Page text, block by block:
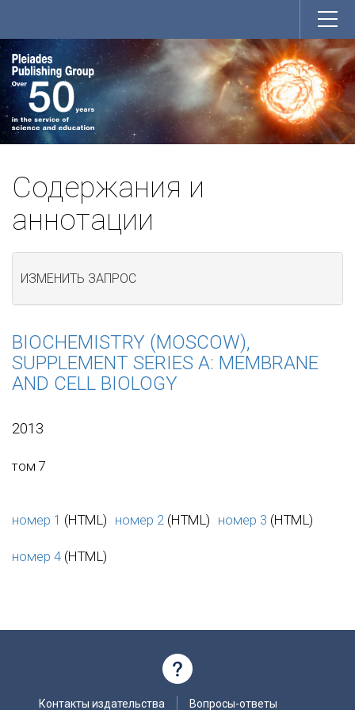
Содержания и
аннотации
ИЗМЕНИТЬ ЗАПРОС
BIOCHEMISTRY (MOSCOW),
SUPPLEMENT SERIES A: MEMBRANE
AND CELL BIOLOGY
2013
том 7
номер 1 (HTML) номер 2 (HTML) номер 3 (HTML)
номер 4 (HTML)
Контакты издательства Вопросы-ответы